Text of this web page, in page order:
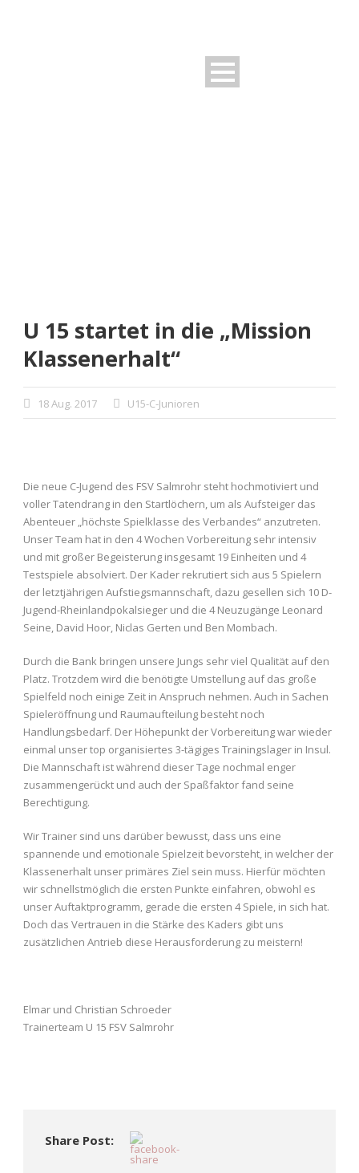
U 15 startet in die „Mission
Klassenerhalt“
18 Aug. 2017 U15-C-Junioren
Die neue C-Jugend des FSV Salmrohr steht hochmotiviert und
voller Tatendrang in den Startlöchern, um als Aufsteiger das
Abenteuer „höchste Spielklasse des Verbandes“ anzutreten.
Unser Team hat in den 4 Wochen Vorbereitung sehr intensiv
und mit großer Begeisterung insgesamt 19 Einheiten und 4
Testspiele absolviert. Der Kader rekrutiert sich aus 5 Spielern
der letztjährigen Aufstiegsmannschaft, dazu gesellen sich 10 D-
Jugend-Rheinlandpokalsieger und die 4 Neuzugänge Leonard
Seine, David Hoor, Niclas Gerten und Ben Mombach.
Durch die Bank bringen unsere Jungs sehr viel Qualität auf den
Platz. Trotzdem wird die benötigte Umstellung auf das große
Spielfeld noch einige Zeit in Anspruch nehmen. Auch in Sachen
Spieleröffnung und Raumaufteilung besteht noch
Handlungsbedarf. Der Höhepunkt der Vorbereitung war wieder
einmal unser top organisiertes 3-tägiges Trainingslager in Insul.
Die Mannschaft ist während dieser Tage nochmal enger
zusammengerückt und auch der Spaßfaktor fand seine
Berechtigung.
Wir Trainer sind uns darüber bewusst, dass uns eine
spannende und emotionale Spielzeit bevorsteht, in welcher der
Klassenerhalt unser primäres Ziel sein muss. Hierfür möchten
wir schnellstmöglich die ersten Punkte einfahren, obwohl es
unser Auftaktprogramm, gerade die ersten 4 Spiele, in sich hat.
Doch das Vertrauen in die Stärke des Kaders gibt uns
zusätzlichen Antrieb diese Herausforderung zu meistern!
Elmar und Christian Schroeder
Trainerteam U 15 FSV Salmrohr
Share Post: